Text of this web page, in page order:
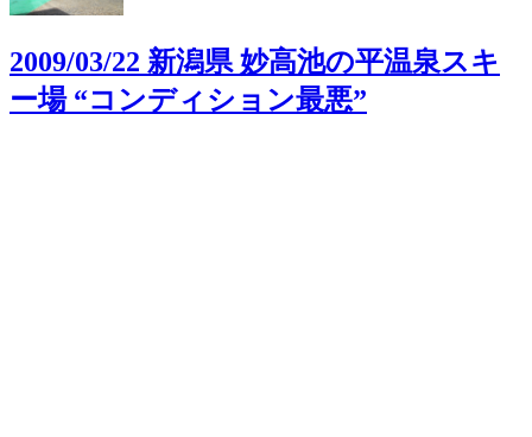
2009/03/22 新潟県 妙高池の平温泉スキ
ー場 “コンディション最悪”